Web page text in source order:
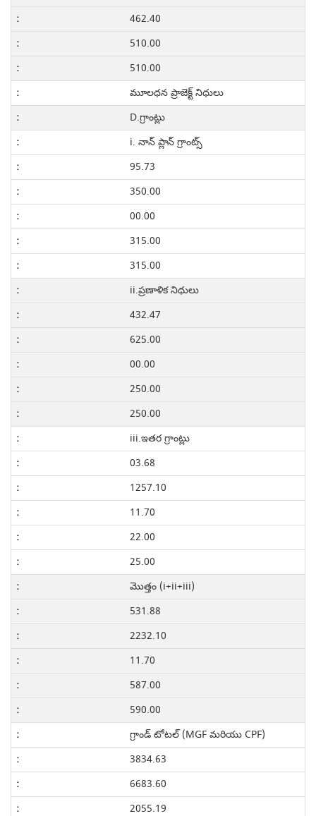
462.40
510.00
510.00
మూలధన ప్రాజెక్ట్ నిధులు
D.గ్రాంట్లు
i. నాన్ ప్లాన్ గ్రాంట్స్
95.73
350.00
00.00
315.00
315.00
ii.ప్రణాళిక నిధులు
432.47
625.00
00.00
250.00
250.00
iii.ఇతర గ్రాంట్లు
03.68
1257.10
11.70
22.00
25.00
మొత్తం (i+ii+iii)
531.88
2232.10
11.70
587.00
590.00
గ్రాండ్ టోటల్ (MGF మరియు CPF)
3834.63
6683.60
2055.19